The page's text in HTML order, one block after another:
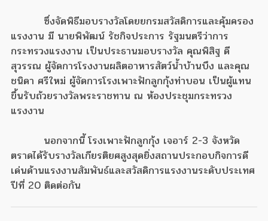
ซึ่งจัดพิธีมอบรางวัลโดยยกรมสวัสดิการและคุ้มครอง
แรงงาน มี นายพิพัฒน์ รัชกิจประการ รัฐมนตรีว่าการ
กระทรวงแรงงาน เป็นประธานมอบรางวัล คุณพิสิฐ ดี
สุวรรณ ผู้จัดการโรงงานผลิตอาหารสัตว์น้ำบ้านบึง และคุณ
ชนิดา ศรีใหม่ ผู้จัดการโรงเพาะฟักลูกกุ้งท่าบอน เป็นผู้แทน
ขึ้นรับถ้วยรางวัลพระราชทาน ณ ห้องประชุมกระทรวง
แรงงาน
นอกจากนี้ โรงเพาะฟักลูกกุ้ง เจอาร์ 2-3 จังหวัด
ตราดได้รับรางวัลเกียรติยศสูงสุดยิ่งสถานประกอบกิจการดี
เด่นด้านแรงงานสัมพันธ์และสวัสดิการแรงงานระดับประเทศ
ปีที่ 20 ติดต่อกัน